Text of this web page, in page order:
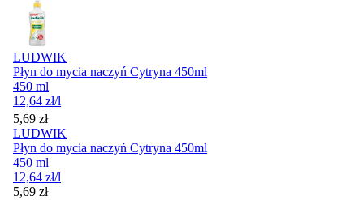
LUDWIK
Płyn do mycia naczyń Cytryna 450ml
450 ml
12,64 zł/l
Cena
5,69 zł
LUDWIK
Płyn do mycia naczyń Cytryna 450ml
450 ml
12,64 zł/l
Cena
5,69 zł